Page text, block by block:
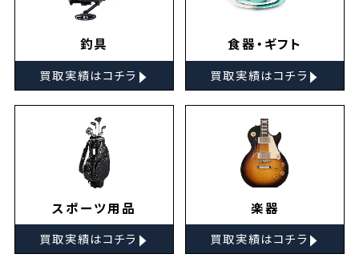
釣具
買取実績はコチラ ▸
食器・ギフト
買取実績はコチラ ▸
スポーツ用品
買取実績はコチラ ▸
楽器
買取実績はコチラ ▸